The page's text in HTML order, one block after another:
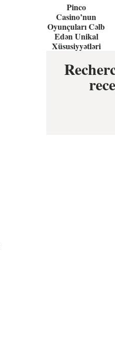
Pinco
Casino’nun
Oyunçuları Cəlb
Edən Unikal
Xüsusiyyətləri